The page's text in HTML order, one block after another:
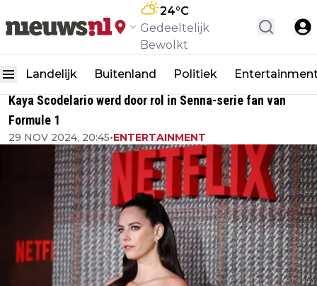
24°C
Gedeeltelijk
Bewolkt
Landelijk Buitenland Politiek
Kaya Scodelario werd door rol in Senna-serie fan van
Formule 1
29 NOV 2024, 20:45•ENTERTAINMENT